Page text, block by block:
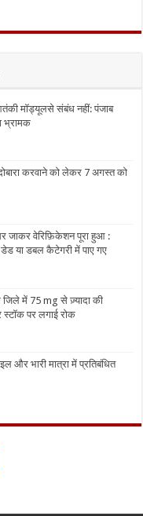
मॉड्यूलसे संबंध नहीं: पंजाब
भ्रामक
करवाने को लेकर 7 अगस्त को
जाकर वेरिफ़िकेशन पूरा हुआ :
या डबल कैटेगरी में पाए गए
में 75 mg से ज़्यादा की
स्टॉक पर लगाई रोक
और भारी मात्रा में प्रतिबंधित